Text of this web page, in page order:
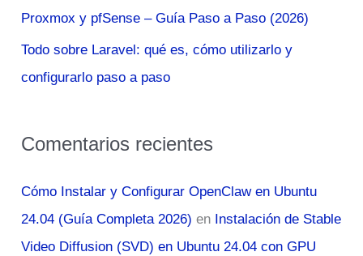
Proxmox y pfSense – Guía Paso a Paso (2026)
Todo sobre Laravel: qué es, cómo utilizarlo y
configurarlo paso a paso
Comentarios recientes
Cómo Instalar y Configurar OpenClaw en Ubuntu
24.04 (Guía Completa 2026) en Instalación de Stable
Video Diffusion (SVD) en Ubuntu 24.04 con GPU